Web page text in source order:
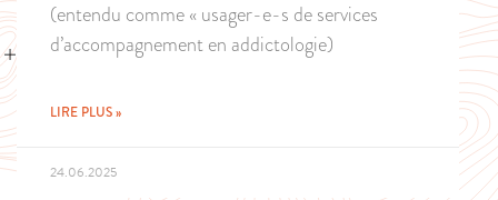
(entendu comme « usager-e-s de services
d’accompagnement en addictologie)
LIRE PLUS »
24.06.2025